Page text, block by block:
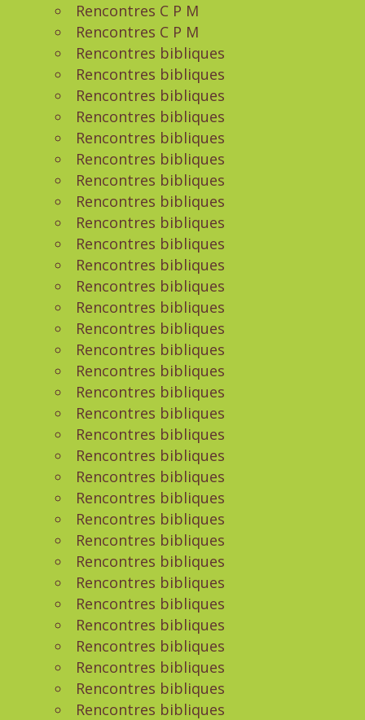
Rencontres C P M
Rencontres C P M
Rencontres bibliques
Rencontres bibliques
Rencontres bibliques
Rencontres bibliques
Rencontres bibliques
Rencontres bibliques
Rencontres bibliques
Rencontres bibliques
Rencontres bibliques
Rencontres bibliques
Rencontres bibliques
Rencontres bibliques
Rencontres bibliques
Rencontres bibliques
Rencontres bibliques
Rencontres bibliques
Rencontres bibliques
Rencontres bibliques
Rencontres bibliques
Rencontres bibliques
Rencontres bibliques
Rencontres bibliques
Rencontres bibliques
Rencontres bibliques
Rencontres bibliques
Rencontres bibliques
Rencontres bibliques
Rencontres bibliques
Rencontres bibliques
Rencontres bibliques
Rencontres bibliques
Rencontres bibliques